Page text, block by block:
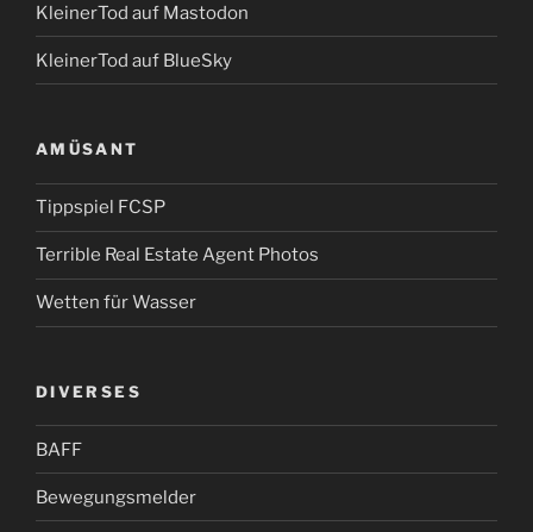
KleinerTod auf Mastodon
KleinerTod auf BlueSky
AMÜSANT
Tippspiel FCSP
Terrible Real Estate Agent Photos
Wetten für Wasser
DIVERSES
BAFF
Bewegungsmelder